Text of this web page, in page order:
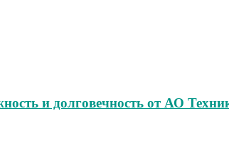
и долговечность от АО